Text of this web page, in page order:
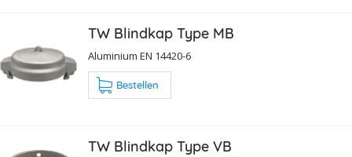
TW Blindkap Type MB
Aluminium EN 14420-6
Bestellen
TW Blindkap Type VB